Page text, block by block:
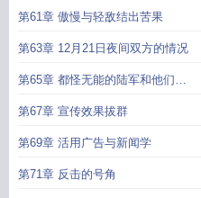
第61章 傲慢与轻敌结出苦果
第63章 12月21日夜间双方的情况
第65章 都怪无能的陆军和他们的
逃兵将军
第67章 宣传效果拔群
第69章 活用广告与新闻学
第71章 反击的号角